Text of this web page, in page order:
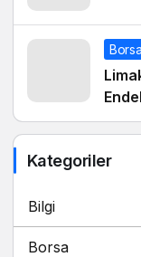
Borsa
Kategoriler
Bilgi
Borsa